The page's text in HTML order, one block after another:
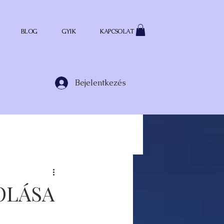
BLOG GYIK KAPCSOLAT
Bejelentkezés